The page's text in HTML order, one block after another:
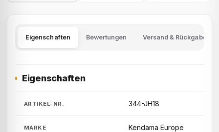
Eigenschaften Bewertungen Versand & Rückgabe
Eigenschaften
ARTIKEL-NR. 344-JH18
MARKE Kendama Europe